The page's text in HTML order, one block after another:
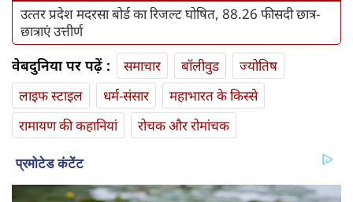
उत्‍तर प्रदेश मदरसा बोर्ड का रिजल्ट घोषित, 88.26 फीसदी छात्र-
छात्राएं उत्तीर्ण
वेबदुनिया पर पढ़ें : समाचार बॉलीवुड
ज्योतिष
लाइफ स्‍टाइल
धर्म-संसार
महाभारत के किस्से
रामायण की कहानियां
रोचक और रोमांचक